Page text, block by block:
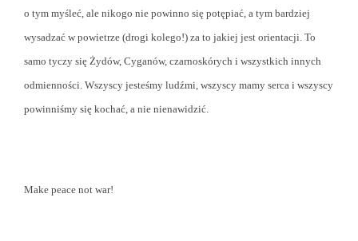
o tym myśleć, ale nikogo nie powinno się potępiać, a tym bardziej
wysadzać w powietrze (drogi kolego!) za to jakiej jest orientacji. To
samo tyczy się Żydów, Cyganów, czarnoskórych i wszystkich innych
odmienności. Wszyscy jesteśmy ludźmi, wszyscy mamy serca i wszyscy
powinniśmy się kochać, a nie nienawidzić.
Make peace not war!